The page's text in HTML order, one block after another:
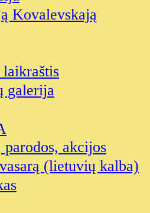
Kovalevskają
galerija
akcijos
(lietuvių kalba)